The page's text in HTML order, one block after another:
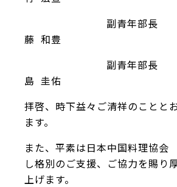
副青年部
藤 和豊
副青年部
島 圭佑
拝啓、時下益々ご清祥のことと
ます。
また、平素は日本中国料理協
し格別のご支援、ご協力を賜り
上げます。